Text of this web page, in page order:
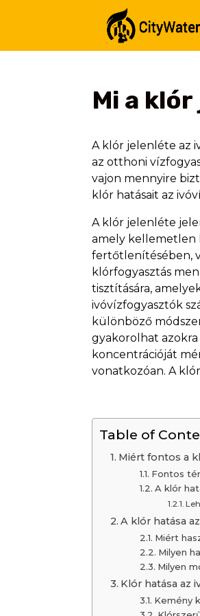
Mi a
A klór jelenléte az
az otthoni
vajon mennyire
klór hatásait az
A klór jelenléte
amely kellemetlen
fertőtlenítésében,
klórfogyasztás
tisztítására,
ivóvízfogyasztók
különböző
gyakorolhat
koncentrációját
vonatkozóan. A
Table of
Miért fontos a
Fontos
A klór
A klór hatása
Miért
Milyen
Milyen
Klór hatása az
Kemény